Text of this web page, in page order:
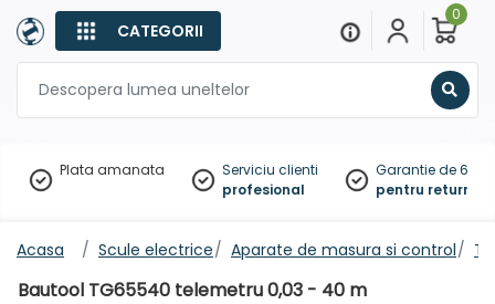
CATEGORII
0
Plata amanata
Serviciu clienti
profesional
Garantie de 60
pentru
Acasa Scule electrice Aparate de masura si control
Bautool TG65540 telemetru 0,03 - 40 m